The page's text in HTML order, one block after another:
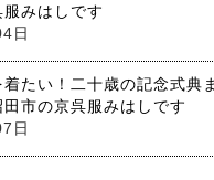
みはしです
日
たい！二十歳の記念式典
市の京呉服みはしです
日